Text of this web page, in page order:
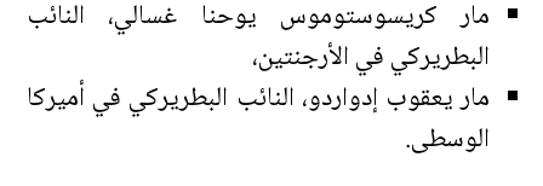
مار كريسوستوموس يوحنا غسالي، النائب
البطريركي في الأرجنتين،
مار يعقوب إدواردو، النائب البطريركي في أميركا
الوسطى.